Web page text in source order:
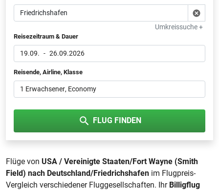
Umkreissuche +
Reisezeitraum & Dauer
19.09. - 26.09.2026
Reisende, Airline, Klasse
1 Erwachsener, Economy
FLUG FINDEN
Flüge von USA / Vereinigte Staaten/Fort Wayne (Smith
Field) nach Deutschland/Friedrichshafen im Flugpreis-
Vergleich verschiedener Fluggesellschaften. Ihr Billigflug